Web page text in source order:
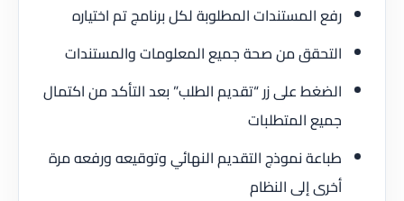
رفع المستندات المطلوبة لكل برنامج تم اختياره
التحقق من صحة جميع المعلومات والمستندات
الضغط على زر “تقديم الطلب” بعد التأكد من اكتمال
جميع المتطلبات
طباعة نموذج التقديم النهائي وتوقيعه ورفعه مرة
أخرى إلى النظام